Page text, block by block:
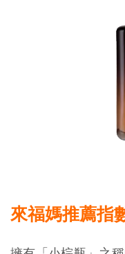
來福媽推薦